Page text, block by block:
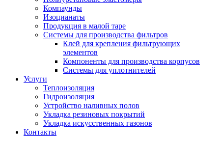
Компаунды
Изоцианаты
Продукция в малой таре
Системы для производства фильтров
Клей для крепления фильтрующих
элементов
Компоненты для производства корпусов
Системы для уплотнителей
Услуги
Теплоизоляция
Гидроизоляция
Устройство наливных полов
Укладка резиновых покрытий
Укладка искусственных газонов
Контакты